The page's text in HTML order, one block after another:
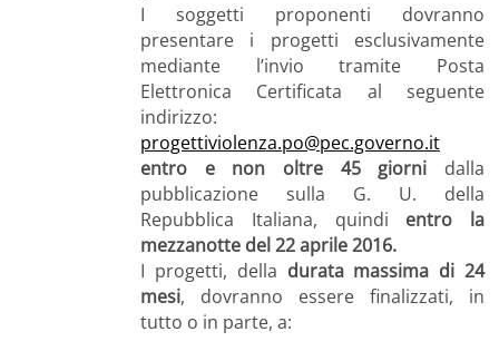
I soggetti proponenti dovranno
presentare i progetti esclusivamente
mediante l’invio tramite Posta
Elettronica Certificata al seguente
indirizzo:
progettiviolenza.po@pec.governo.it
entro e non oltre 45 giorni dalla
pubblicazione sulla G. U. della
Repubblica Italiana, quindi entro la
mezzanotte del 22 aprile 2016.
I progetti, della durata massima di 24
mesi, dovranno essere finalizzati, in
tutto o in parte, a: